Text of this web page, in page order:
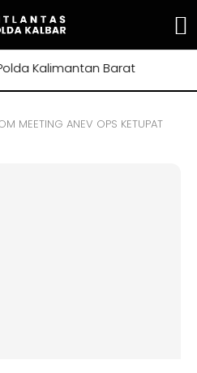
Kalimantan Barat
MEETING ANEV OPS KETUPAT